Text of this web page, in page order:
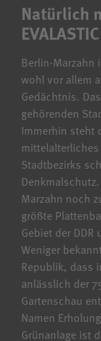
Natürlich
EVALASTIC
Berlin-Marzahn
wohl vor allem
Gedächtnis.
gehörenden
Immerhin steht
Stadtbezirks
Marzahn noch
größte
Gebiet der
Weniger
Republik, dass
anlässlich der
Gartenschau
Namen
Grünanlage ist